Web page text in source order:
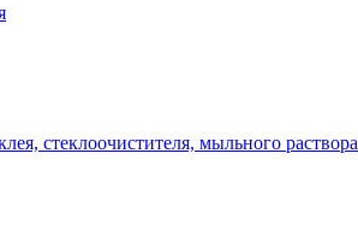
стеклоочистителя, мыльного раствора